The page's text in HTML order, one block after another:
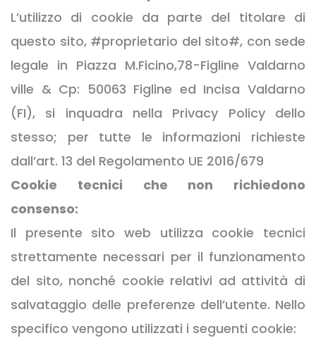
L’utilizzo di cookie da parte del titolare di
questo sito, #proprietario del sito#, con sede
legale in Piazza M.Ficino,78-Figline Valdarno
ville & Cp: 50063 Figline ed Incisa Valdarno
(FI), si inquadra nella Privacy Policy dello
stesso; per tutte le informazioni richieste
dall’art. 13 del Regolamento UE 2016/679
Cookie tecnici che non richiedono
consenso:
Il presente sito web utilizza cookie tecnici
strettamente necessari per il funzionamento
del sito, nonché cookie relativi ad attività di
salvataggio delle preferenze dell’utente. Nello
specifico vengono utilizzati i seguenti cookie: